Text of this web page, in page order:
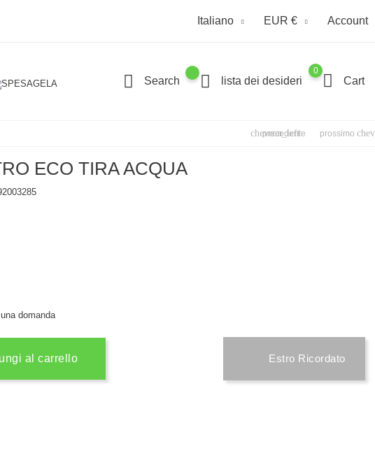
Italiano EUR € Account
Search lista dei desideri
0
Cart
chevron_left
precedente prossimo
ECO TIRA ACQUA
domanda
al carrello Estro Ricordato